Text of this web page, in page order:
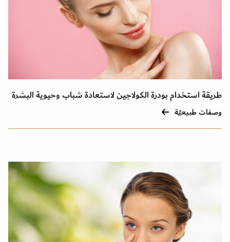
طريقة استخدام بودرة الكولاجين لاستعادة شباب وحيوية البشرة
وصفات طبيعيّة